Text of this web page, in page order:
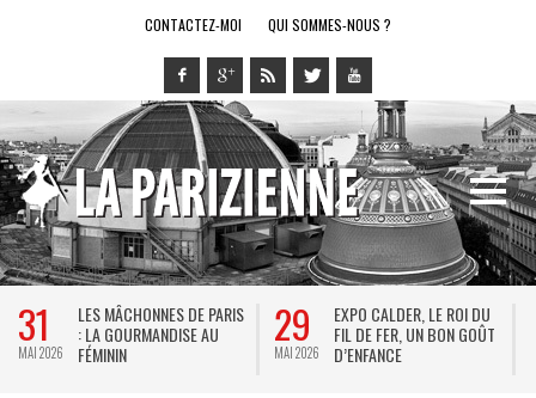
CONTACTEZ-MOI QUI SOMMES-NOUS ?
31
MAI 2026
LES MÂCHONNES DE PARIS
: LA GOURMANDISE AU
FÉMININ
29
MAI 2026
EXPO CALDER, LE ROI DU
FIL DE FER, UN BON GOÛT
D’ENFANCE